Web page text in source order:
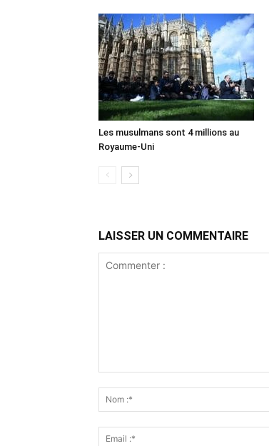
Les musulmans sont 4 millions au
Royaume-Uni
LAISSER UN COMMENTAIRE